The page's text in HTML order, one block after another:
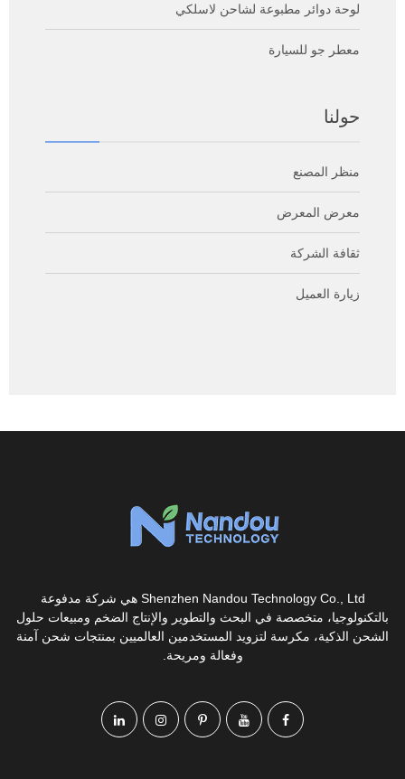
لوحة دوائر مطبوعة لشاحن لاسلكي
معطر جو للسيارة
حولنا
منظر المصنع
معرض المعرض
ثقافة الشركة
زيارة العميل
Shenzhen Nandou Technology Co., Ltd هي شركة مدفوعة
بالتكنولوجيا، متخصصة في البحث والتطوير والإنتاج الضخم ومبيعات حلول
الشحن الذكية، مكرسة لتزويد المستخدمين العالميين بمنتجات شحن آمنة
وفعالة ومريحة.